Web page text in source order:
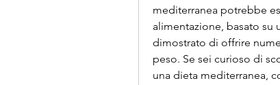
mediterranea potrebbe
alimentazione, basato su
dimostrato di offrire
peso. Se sei curioso di
una dieta mediterranea,